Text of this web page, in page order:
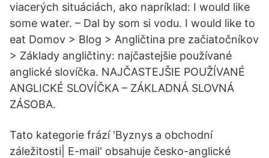
viacerých situáciách, ako napríklad: I would like
some water. – Dal by som si vodu. I would like to
eat Domov > Blog > Angličtina pre začiatočníkov
> Základy angličtiny: najčastejšie používané
anglické slovíčka. NAJČASTEJŠIE POUŽÍVANÉ
ANGLICKÉ SLOVÍČKA – ZÁKLADNÁ SLOVNÁ
ZÁSOBA.
Tato kategorie frází 'Byznys a obchodní
záležitosti| E-mail' obsahuje česko-anglické